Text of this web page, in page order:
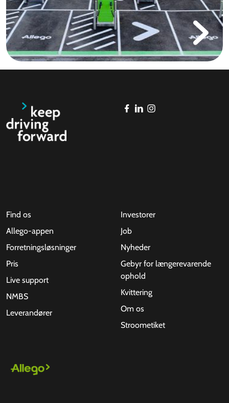
Find os
Allego-appen
Forretningsløsninger
Pris
Live support
NMBS
Leverandører
Investorer
Job
Nyheder
Gebyr for længerevarende
ophold
Kvittering
Om os
Stroometiket